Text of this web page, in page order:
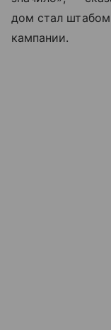
дом стал
кампании.